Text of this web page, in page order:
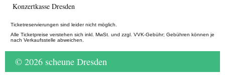
Konzertkasse Dresden
Ticketreservierungen sind leider nicht möglich.
Alle Ticketpreise verstehen sich inkl. MwSt. und zzgl. VVK-Gebühr; Gebühren können je
nach Verkaufsstelle abweichen.
© 2026 scheune Dresden